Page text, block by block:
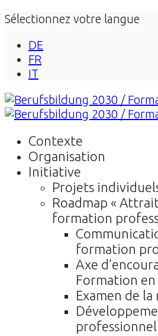
Sélectionnez votre langue
DE
FR
IT
Contexte
Organisation
Initiative
Projets
Roadmap «
formation
formation
Axe
Formation
Examen de